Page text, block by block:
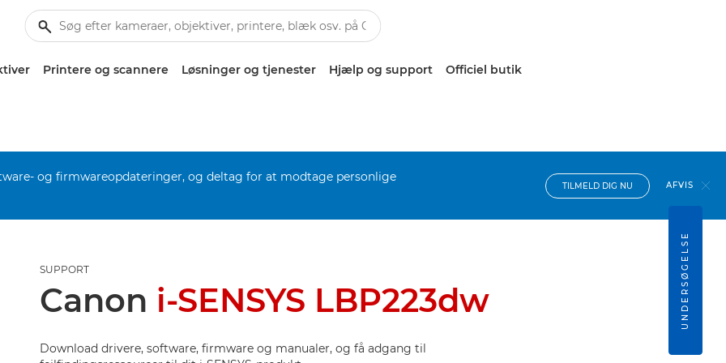
Printere og scannere Løsninger og tjenester Hjælp og support Officiel butik
og firmwareopdateringer, og deltag for at modtage personlige
TILMELD DIG NU AFVIS
SUPPORT
Canon i-SENSYS LBP223dw
Download drivere, software, firmware og manualer, og få adgang til
UNDERSØGELSE